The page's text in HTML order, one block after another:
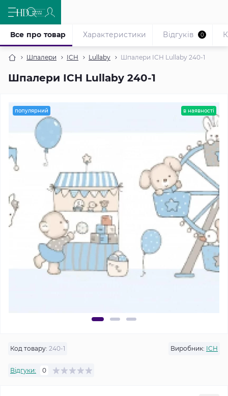
Шпалери ICH Lullaby Шпалери ІСН Lullaby 240-1
Шпалери ІСН Lullaby 240-1
Все про товар Характеристики Відгуків 0
популярний в наявності
Код товару: 240-1 Виробник: ICH
Відгуки: 0